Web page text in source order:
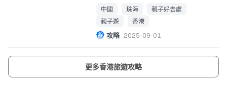
中國 珠海
親子好去處
親子遊
香港
攻略 2025-09-01
更多香港旅遊攻略